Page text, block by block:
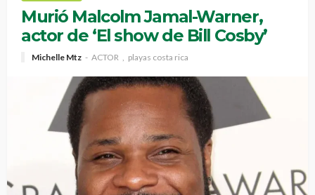
Murió Malcolm Jamal-Warner,
actor de ‘El show de Bill Cosby’
Michelle Mtz ACTOR playas costa rica